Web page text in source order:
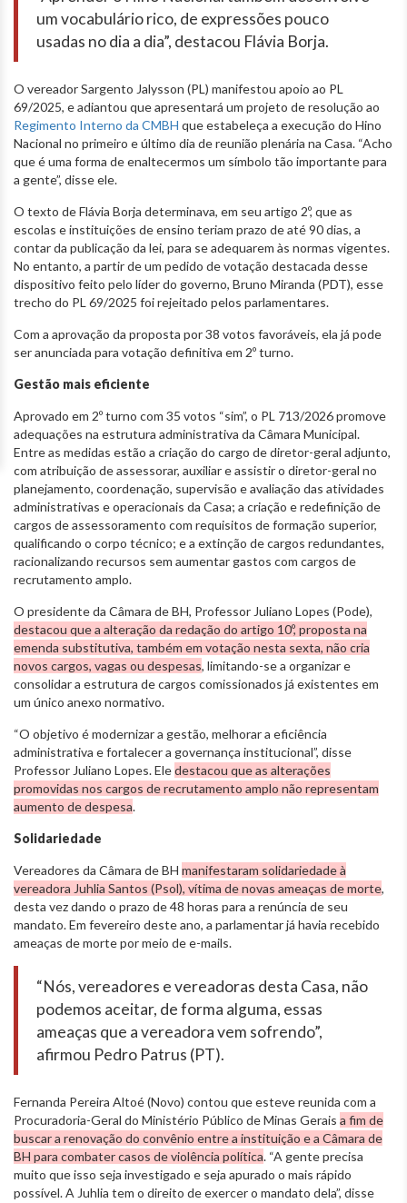
um vocabulário rico, de expressões pouco
usadas no dia a dia”, destacou Flávia Borja.
O vereador Sargento Jalysson (PL) manifestou apoio ao PL
69/2025, e adiantou que apresentará um projeto de resolução ao
Regimento Interno da CMBH que estabeleça a execução do Hino
Nacional no primeiro e último dia de reunião plenária na Casa. “Acho
que é uma forma de enaltecermos um símbolo tão importante para
a gente”, disse ele.
O texto de Flávia Borja determinava, em seu artigo 2º, que as
escolas e instituições de ensino teriam prazo de até 90 dias, a
contar da publicação da lei, para se adequarem às normas vigentes.
No entanto, a partir de um pedido de votação destacada desse
dispositivo feito pelo líder do governo, Bruno Miranda (PDT), esse
trecho do PL 69/2025 foi rejeitado pelos parlamentares.
Com a aprovação da proposta por 38 votos favoráveis, ela já pode
ser anunciada para votação definitiva em 2º turno.
Gestão mais eficiente
Aprovado em 2º turno com 35 votos “sim”, o PL 713/2026 promove
adequações na estrutura administrativa da Câmara Municipal.
Entre as medidas estão a criação do cargo de diretor-geral adjunto,
com atribuição de assessorar, auxiliar e assistir o diretor-geral no
planejamento, coordenação, supervisão e avaliação das atividades
administrativas e operacionais da Casa; a criação e redefinição de
cargos de assessoramento com requisitos de formação superior,
qualificando o corpo técnico; e a extinção de cargos redundantes,
racionalizando recursos sem aumentar gastos com cargos de
recrutamento amplo.
O presidente da Câmara de BH, Professor Juliano Lopes (Pode),
destacou que a alteração da redação do artigo 10º, proposta na
emenda substitutiva, também em votação nesta sexta, não cria
novos cargos, vagas ou despesas, limitando-se a organizar e
consolidar a estrutura de cargos comissionados já existentes em
um único anexo normativo.
“O objetivo é modernizar a gestão, melhorar a eficiência
administrativa e fortalecer a governança institucional”, disse
Professor Juliano Lopes. Eledestacou que as alterações
promovidas nos cargos de recrutamento amplo não representam
aumento de despesa.
Solidariedade
Vereadores da Câmara de BH manifestaram solidariedade à
vereadora Juhlia Santos (Psol), vítima de novas ameaças de morte,
desta vez dando o prazo de 48 horas para a renúncia de seu
mandato. Em fevereiro deste ano, a parlamentar já havia recebido
ameaças de morte por meio de e-mails.
“Nós, vereadores e vereadoras desta Casa, não
podemos aceitar, de forma alguma, essas
ameaças que a vereadora vem sofrendo”,
afirmou Pedro Patrus (PT).
Fernanda Pereira Altoé (Novo) contou que esteve reunida com a
Procuradoria-Geral do Ministério Público de Minas Gerais a fim de
buscar a renovação do convênio entre a instituição e a Câmara de
BH para combater casos de violência política. “A gente precisa
muito que isso seja investigado e seja apurado o mais rápido
possível. A Juhlia tem o direito de exercer o mandato dela”, disse